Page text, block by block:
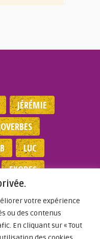
votre expérience
ou des contenus
En cliquant sur « Tout
JÉRÉMIE
LUC
EXODES
1 SAMUEL
| Dieu A Agi